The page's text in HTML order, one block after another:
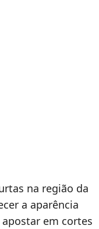
na região da
a aparência
em cortes